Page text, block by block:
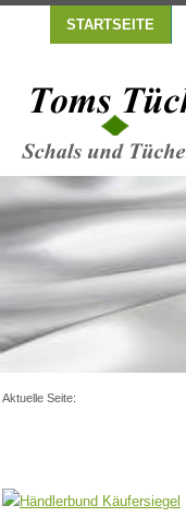
STARTSEITE
Aktuelle Seite: